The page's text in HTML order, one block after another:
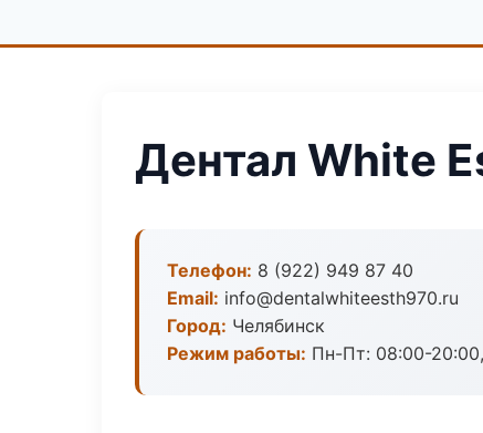
Дентал White
Телефон: 8 (922) 949 87 40
Email: info@dentalwhiteesth970.ru
Город: Челябинск
Режим работы: Пн-Пт: 08:00-